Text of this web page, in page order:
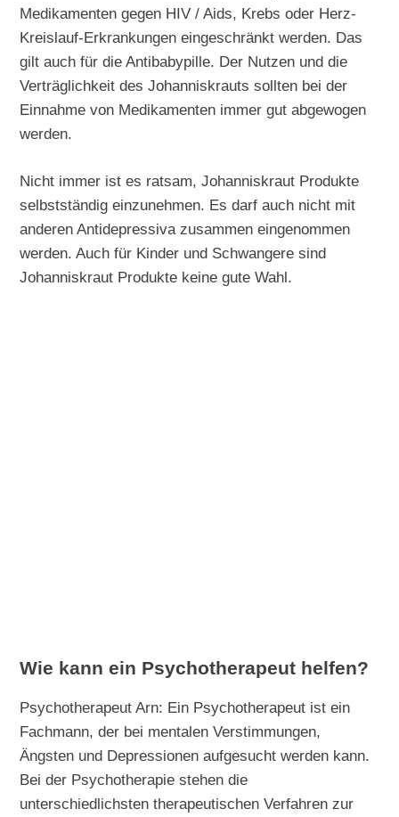
Medikamenten gegen HIV / Aids, Krebs oder Herz-
Kreislauf-Erkrankungen eingeschränkt werden. Das
gilt auch für die Antibabypille. Der Nutzen und die
Verträglichkeit des Johanniskrauts sollten bei der
Einnahme von Medikamenten immer gut abgewogen
werden.
Nicht immer ist es ratsam, Johanniskraut Produkte
selbstständig einzunehmen. Es darf auch nicht mit
anderen Antidepressiva zusammen eingenommen
werden. Auch für Kinder und Schwangere sind
Johanniskraut Produkte keine gute Wahl.
Wie kann ein Psychotherapeut helfen?
Psychotherapeut Arn: Ein Psychotherapeut ist ein
Fachmann, der bei mentalen Verstimmungen,
Ängsten und Depressionen aufgesucht werden kann.
Bei der Psychotherapie stehen die
unterschiedlichsten therapeutischen Verfahren zur